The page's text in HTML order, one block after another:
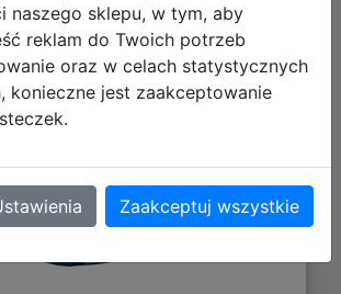
+ Piórnik 503026055
naszego sklepu, w tym, aby
reklam do Twoich potrzeb
oraz w celach statystycznych
konieczne jest zaakceptowanie
Zaakceptuj wszystkie